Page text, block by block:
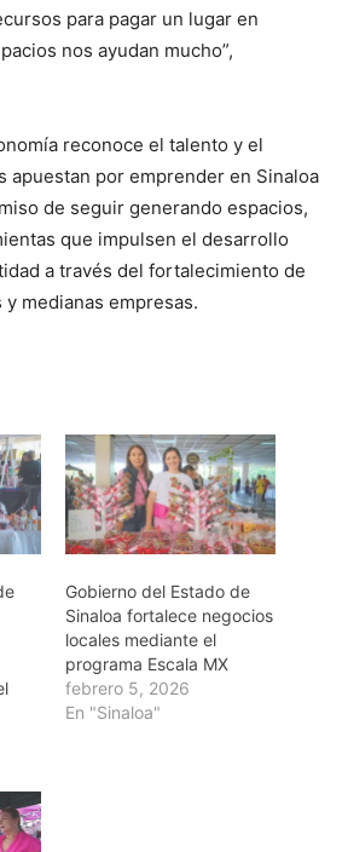
para pagar un lugar en
nos ayudan mucho”,
reconoce el talento y el
apuestan por emprender en Sinaloa
de seguir generando espacios,
que impulsen el desarrollo
a través del fortalecimiento de
medianas empresas.
Gobierno del Estado de
Sinaloa fortalece negocios
locales mediante el
programa Escala MX
febrero 5, 2026
En "Sinaloa"